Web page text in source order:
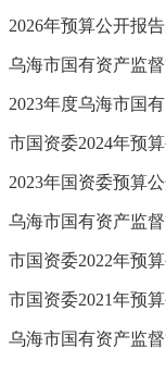
2026年预算公开报告
乌海市国有资产监
2023年度乌海市国
市国资委2024年预
2023年国资委预算
乌海市国有资产监
市国资委2022年预
市国资委2021年预
乌海市国有资产监